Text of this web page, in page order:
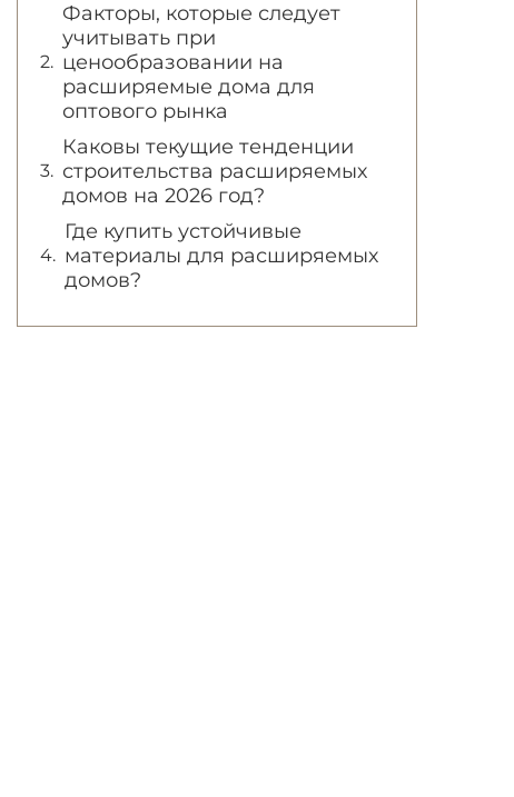
Факторы, которые следует
учитывать при
ценообразовании на
расширяемые дома для
оптового рынка
Каковы текущие тенденции
строительства расширяемых
домов на 2026 год?
Где купить устойчивые
материалы для расширяемых
домов?